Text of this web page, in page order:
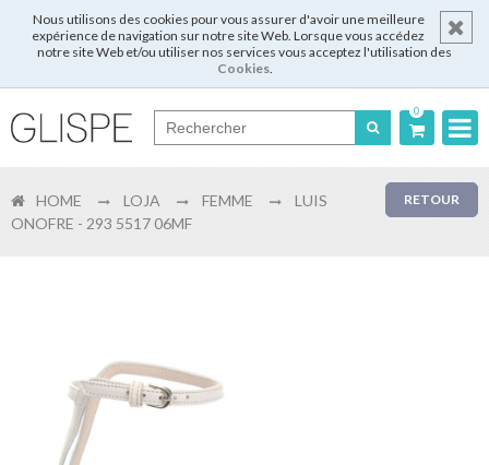
Nous utilisons des cookies pour vous assurer d'avoir une meilleure
expérience de navigation sur notre site Web. Lorsque vous accédez
notre site Web et/ou utiliser nos services vous acceptez l'utilisation des
Cookies.
0
English
Login
RETOUR
HOME LOJA FEMME
LUIS
ONOFRE - 293 5517 06MF